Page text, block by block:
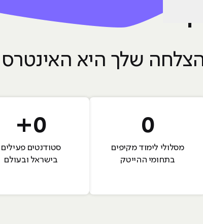
שלך היא האינטרס
0
מסלולי לימוד מקיפים
בתחומי ההייטק
+0
סטודנטים פעילים
בישראל ובעולם